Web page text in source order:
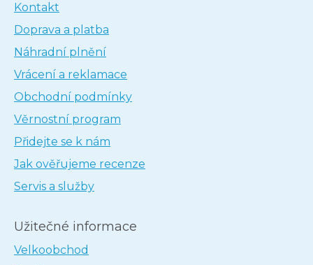
Kontakt
Doprava a platba
Náhradní plnění
Vrácení a reklamace
Obchodní podmínky
Věrnostní program
Přidejte se k nám
Jak ověřujeme recenze
Servis a služby
Užitečné informace
Velkoobchod